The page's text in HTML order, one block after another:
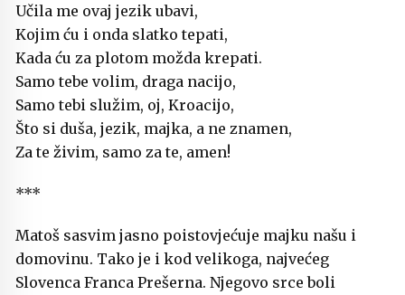
Učila me ovaj jezik ubavi,
Kojim ću i onda slatko tepati,
Kada ću za plotom možda krepati.
Samo tebe volim, draga nacijo,
Samo tebi služim, oj, Kroacijo,
Što si duša, jezik, majka, a ne znamen,
Za te živim, samo za te, amen!
***
Matoš sasvim jasno poistovjećuje majku našu i
domovinu. Tako je i kod velikoga, najvećeg
Slovenca Franca Prešerna. Njegovo srce boli